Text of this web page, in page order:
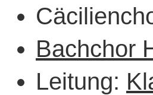
Bachchor
Leitung: